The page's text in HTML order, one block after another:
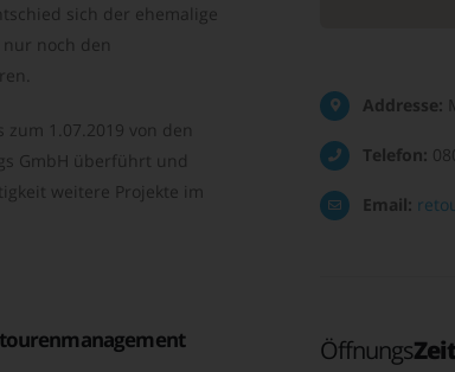
sich der ehemalige
noch den
1.07.2019 von den
GmbH überführt und
weitere Projekte im
Addresse:
Telefon:
Email:
Öffnungs